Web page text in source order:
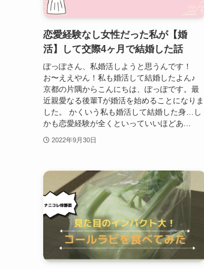
恋愛経験なし女性だった私が【婚
活】して交際4ヶ月で結婚した話
ぽっぽさん、私婚活しようと思うんです！
お〜ええやん！私も婚活して結婚したよん♪
京都の片隅からこんにちは、ぽっぽです。最
近親愛なる後輩Tが婚活を始めることになりま
した。 かくいう私も婚活して結婚した身…し
かも恋愛経験が全くといっていいほどあ...
2022年9月30日